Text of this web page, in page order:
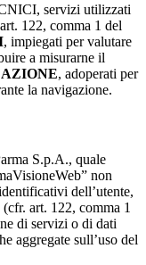
servizi utilizzati
122, comma 1 del
, impiegati per valutare
a misurarne il
, adoperati per
la navigazione.
S.p.A., quale
non
dell’utente,
art. 122, comma 1
di servizi o di dati
aggregate sull’uso del